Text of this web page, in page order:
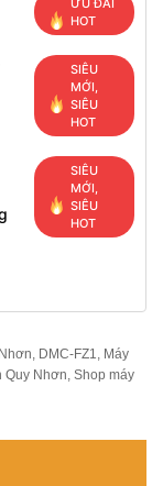
ƯU ĐÃI
HOT
SIÊU
MỚI,
SIÊU
HOT
SIÊU
MỚI,
SIÊU
HOT
, DMC-FZ1, Máy
Quy Nhơn, Shop máy